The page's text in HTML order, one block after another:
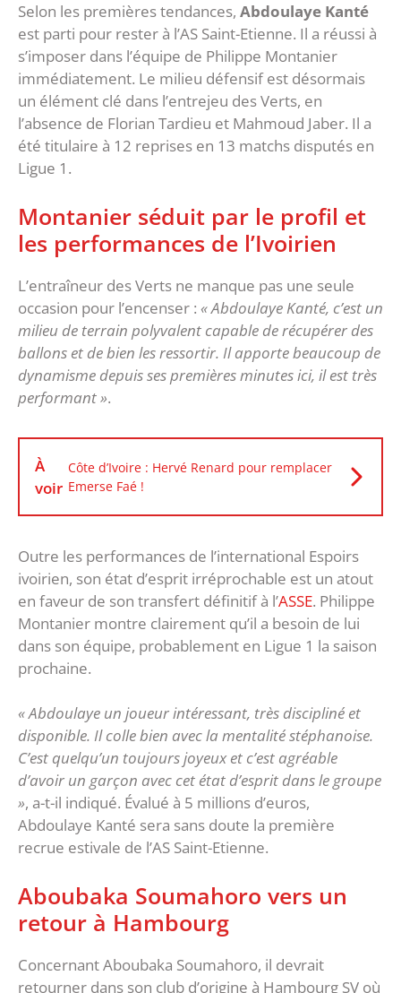
Selon les premières tendances, Abdoulaye Kanté
est parti pour rester à l’AS Saint-Etienne. Il a réussi à
s’imposer dans l’équipe de Philippe Montanier
immédiatement. Le milieu défensif est désormais
un élément clé dans l’entrejeu des Verts, en
l’absence de Florian Tardieu et Mahmoud Jaber. Il a
été titulaire à 12 reprises en 13 matchs disputés en
Ligue 1.
Montanier séduit par le profil et
les performances de l’Ivoirien
L’entraîneur des Verts ne manque pas une seule
occasion pour l’encenser : « Abdoulaye Kanté, c’est un
milieu de terrain polyvalent capable de récupérer des
ballons et de bien les ressortir. Il apporte beaucoup de
dynamisme depuis ses premières minutes ici, il est très
performant ».
À
voir
Côte d’Ivoire : Hervé Renard pour remplacer
Emerse Faé !
Outre les performances de l’international Espoirs
ivoirien, son état d’esprit irréprochable est un atout
en faveur de son transfert définitif à l’ASSE. Philippe
Montanier montre clairement qu’il a besoin de lui
dans son équipe, probablement en Ligue 1 la saison
prochaine.
« Abdoulaye un joueur intéressant, très discipliné et
disponible. Il colle bien avec la mentalité stéphanoise.
C’est quelqu’un toujours joyeux et c’est agréable
d’avoir un garçon avec cet état d’esprit dans le groupe
», a-t-il indiqué. Évalué à 5 millions d’euros,
Abdoulaye Kanté sera sans doute la première
recrue estivale de l’AS Saint-Etienne.
Aboubaka Soumahoro vers un
retour à Hambourg
Concernant Aboubaka Soumahoro, il devrait
retourner dans son club d’origine à Hambourg SV où